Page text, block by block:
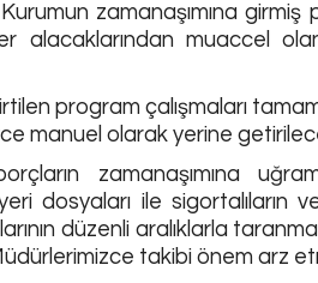
zamanaşımına girmiş
alacaklarından muaccel
program çalışmaları
manuel olarak yerine
zamanaşımına
dosyaları ile sigortalıların
düzenli aralıklarla
takibi önem arz